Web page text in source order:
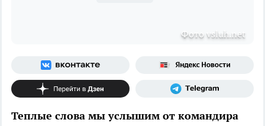
Фото vsluh.net
Теплые слова мы услышим от командира